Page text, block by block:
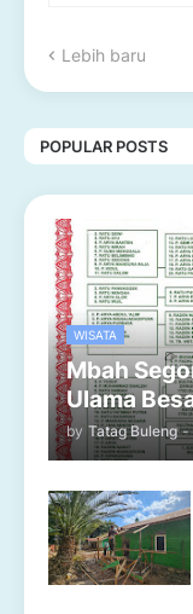
Lebih baru
POPULAR POSTS
WISATA
Mbah
Ulama
by Tatag Buleng -